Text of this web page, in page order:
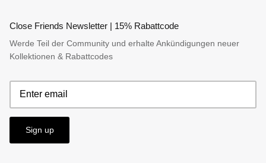
Close Friends Newsletter | 15% Rabattcode
Werde Teil der Community und erhalte Ankündigungen neuer
Kollektionen & Rabattcodes
Sign up